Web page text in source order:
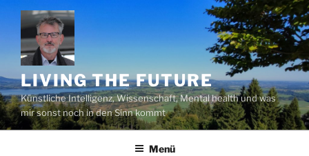
Zum
Inhalt
springen
LIVING THE FUTURE
Künstliche Intelligenz, Wissenschaft, Mental health und was
mir sonst noch in den Sinn kommt
Menü